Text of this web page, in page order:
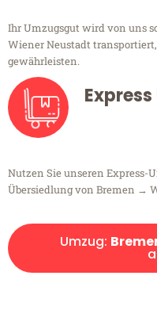
Ihr Umzugsgut wird von uns
Wiener Neustadt
gewährleisten.
Nutzen Sie unseren
Übersiedlung von Bremen →
Umzug: